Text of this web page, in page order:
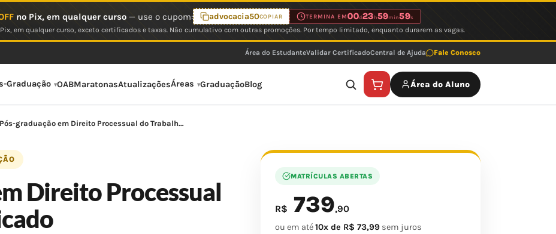
no Pix, em qualquer curso— use o cupom: advocacia50COPIAR TERMINA EM00d23 h59min59s
em qualquer curso, exceto certificados e taxas. Não cumulativo com outras promoções. Por tempo limitado, enquanto durarem as vagas.
Área do EstudanteValidar CertificadoCentral de Ajuda Fale Conosco
Graduação OABMaratonasAtualizaçõesÁreas GraduaçãoBlog Área do Aluno
Pós-graduação em Direito Processual do Trabalh…
Direito Processual
MATRÍCULAS ABERTAS
R$ 739,90
ou em até10x de R$ 73,99 sem juros